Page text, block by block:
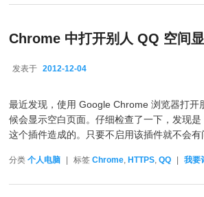
Chrome 中打开别人 QQ 空间
发表于 2012-12-04
最近发现，使用 Google Chrome 浏览器打开
候会显示空白页面。仔细检查了一下，发现
这个插件造成的。只要不启用该插件就不会有
分类 个人电脑 标签 Chrome, HTTPS,QQ 我要